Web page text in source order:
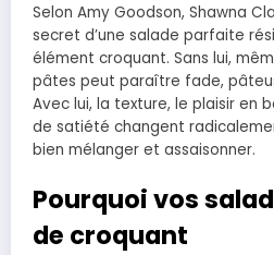
Selon Amy Goodson, Shawna
secret d’une salade parfaite
élément croquant. Sans lui,
pâtes peut paraître fade,
Avec lui, la texture, le plaisir en
de satiété changent
bien mélanger et assaisonner.
Pourquoi vos
de croquant